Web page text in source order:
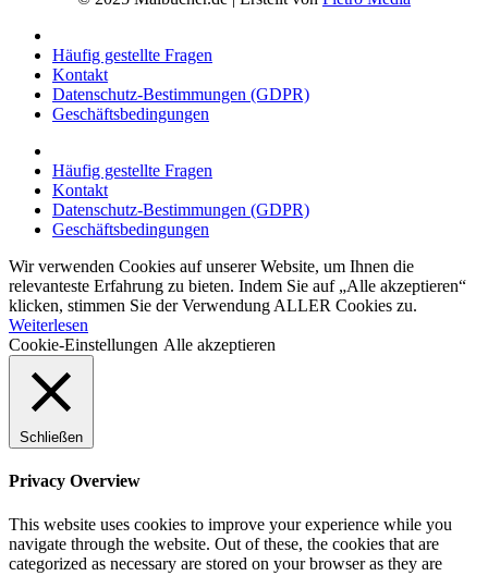
Häufig gestellte Fragen
Kontakt
Datenschutz-Bestimmungen (GDPR)
Geschäftsbedingungen
Häufig gestellte Fragen
Kontakt
Datenschutz-Bestimmungen (GDPR)
Geschäftsbedingungen
Wir verwenden Cookies auf unserer Website, um Ihnen die
relevanteste Erfahrung zu bieten. Indem Sie auf „Alle akzeptieren“
klicken, stimmen Sie der Verwendung ALLER Cookies zu.
Weiterlesen
Cookie-Einstellungen Alle akzeptieren
Schließen
Privacy Overview
This website uses cookies to improve your experience while you
navigate through the website. Out of these, the cookies that are
categorized as necessary are stored on your browser as they are